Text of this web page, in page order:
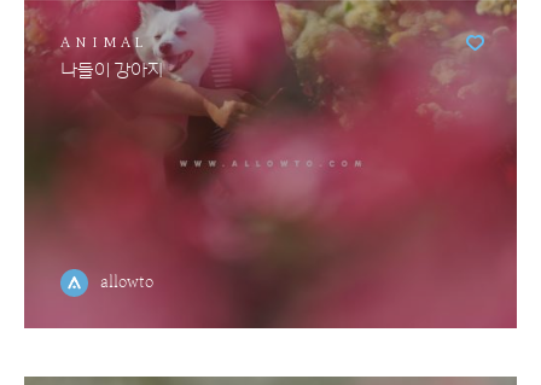
ANIMAL
나들이 강아지
allowto